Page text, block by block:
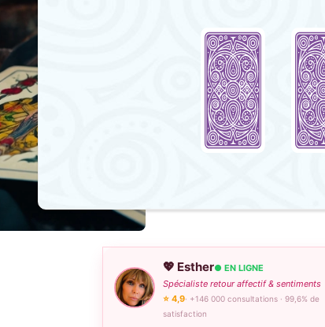
💖 Esther● EN LIGNE
Spécialiste retour affectif & sentiments
⭐ 4,9· +146 000 consultations · 99,6% de
satisfaction